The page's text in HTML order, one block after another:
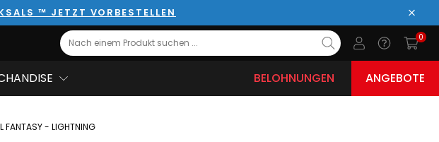
™ JETZT VORBESTELLEN
Search
0
BELOHNUNGEN ANGEBOTE
FANTASY - LIGHTNING